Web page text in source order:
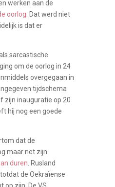
werken aan de
oorlog . Dat werd niet
is dat er
sarcastische
om de oorlog in 24
overgegaan in
tijdschema
zijn inauguratie op 20
hij nog een goede
dat de
maar net zijn
duren . Rusland
de Oekraïense